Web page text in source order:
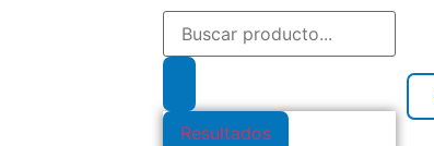
Resultados